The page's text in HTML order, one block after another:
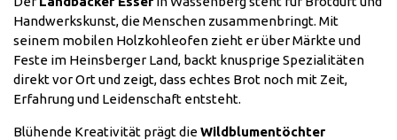
Handwerkskunst, die Menschen zusammenbringt. Mit
seinem mobilen Holzkohleofen zieht er über Märkte und
Feste im Heinsberger Land, backt knusprige Spezialitäten
direkt vor Ort und zeigt, dass echtes Brot noch mit Zeit,
Erfahrung und Leidenschaft entsteht.
Blühende Kreativität prägt dieWildblumentöchter